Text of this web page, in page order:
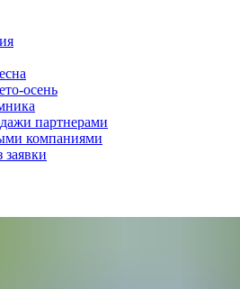
осень
партнерами
компаниями